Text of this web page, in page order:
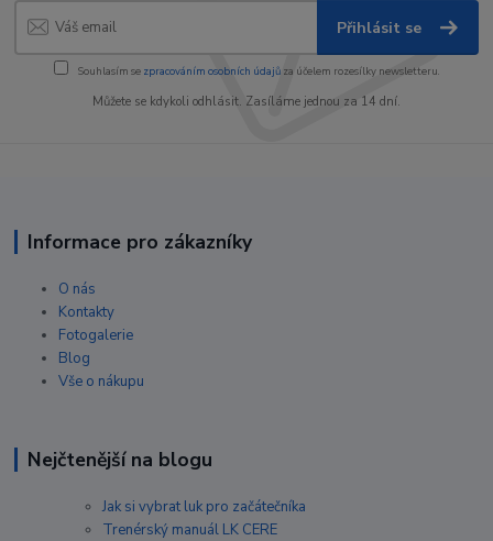
Přihlásit se
Souhlasím se zpracováním osobních údajůza účelem rozesílky newsletteru.
Můžete se kdykoli odhlásit. Zasíláme jednou za 14 dní.
Informace pro zákazníky
O nás
Kontakty
Fotogalerie
Blog
Vše o nákupu
Nejčtenější na blogu
Jak si vybrat luk pro začátečníka
Trenérský manuál LK CERE